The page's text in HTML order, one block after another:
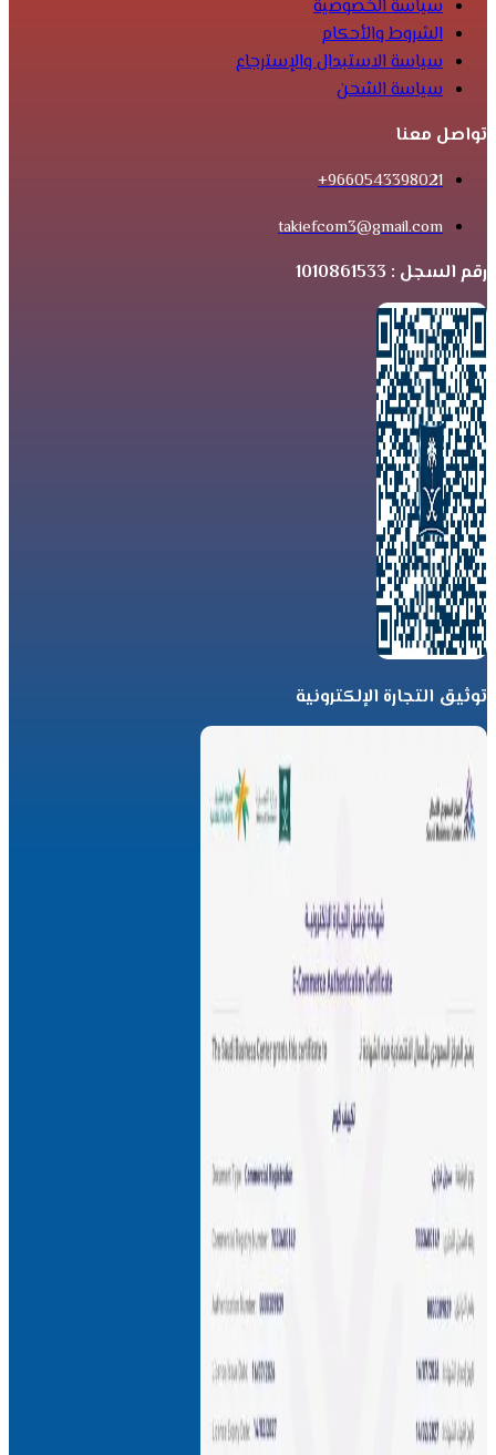
سياسة الخصوصية
الشروط والأحكام
سياسة الاستبدال والإسترجاع
سياسة الشحن
تواصل معنا
9660543398021+
takiefcom3@gmail.com
رقم السجل : 1010861533
توثيق التجارة الإلكترونية